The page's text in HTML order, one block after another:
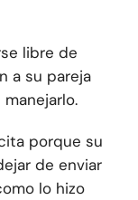
libre de
a su pareja
porque su
de enviar
lo hizo